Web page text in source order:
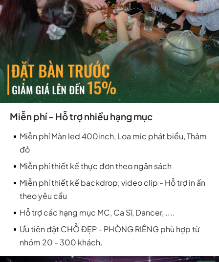
Miễn phí - Hỗ trợ nhiều hạng mục
Miễn phí Màn led 400inch, Loa mic phát biểu, Thảm
đỏ
Miễn phí thiết kế thực đơn theo ngân sách
Miễn phí thiết kế backdrop, video clip - Hỗ trợ in ấn
theo yêu cầu
Hỗ trợ các hạng mục MC, Ca Sĩ, Dancer, ....
Ưu tiên đặt CHỖ ĐẸP - PHÒNG RIÊNG phù hợp từ
nhóm 20 - 300 khách.